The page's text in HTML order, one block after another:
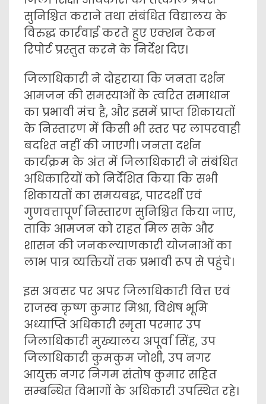
सुनिश्चित कराने तथा संबंधित विद्यालय के
विरुद्ध कार्रवाई करते हुए एक्शन टेकन
रिपोर्ट प्रस्तुत करने के निर्देश दिए।
जिलाधिकारी ने दोहराया कि जनता दर्शन
आमजन की समस्याओं के त्वरित समाधान
का प्रभावी मंच है, और इसमें प्राप्त शिकायतों
के निस्तारण में किसी भी स्तर पर लापरवाही
बर्दाश्त नहीं की जाएगी। जनता दर्शन
कार्यक्रम के अंत में जिलाधिकारी ने संबंधित
अधिकारियों को निर्देशित किया कि सभी
शिकायतों का समयबद्ध, पारदर्शी एवं
गुणवत्तापूर्ण निस्तारण सुनिश्चित किया जाए,
ताकि आमजन को राहत मिल सके और
शासन की जनकल्याणकारी योजनाओं का
लाभ पात्र व्यक्तियों तक प्रभावी रूप से पहुंचे।
इस अवसर पर अपर जिलाधिकारी वित्त एवं
राजस्व कृष्ण कुमार मिश्रा, विशेष भूमि
अध्याप्ति अधिकारी स्मृता परमार उप
जिलाधिकारी मुख्यालय अपूर्वा सिंह, उप
जिलाधिकारी कुमकुम जोशी, उप नगर
आयुक्त नगर निगम संतोष कुमार सहित
सम्बन्धित विभागों के अधिकारी उपस्थित रहे।